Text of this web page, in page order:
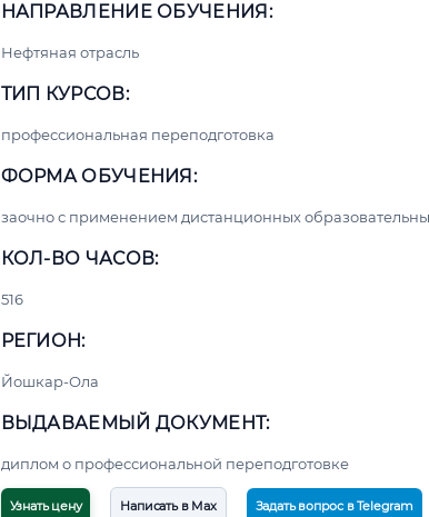
НАПРАВЛЕНИЕ ОБУЧЕНИЯ:
Нефтяная отрасль
ТИП КУРСОВ:
профессиональная переподготовка
ФОРМА ОБУЧЕНИЯ:
заочно с применением дистанционных
КОЛ-ВО ЧАСОВ:
516
РЕГИОН:
Йошкар-Ола
ВЫДАВАЕМЫЙ ДОКУМЕНТ:
диплом о профессиональной переподготовке
Узнать цену Написать в Max Задать вопрос в Telegram